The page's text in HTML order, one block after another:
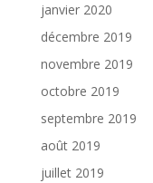
janvier 2020
décembre 2019
novembre 2019
octobre 2019
septembre 2019
août 2019
juillet 2019